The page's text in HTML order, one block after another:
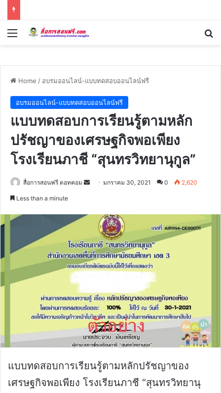
Menu
Home / อบรมออนไลน์-แบบทดสอบออนไลน์ฟรี
อบรมออนไลน์-แบบทดสอบออนไลน์ฟรี
แบบทดสอบการเรียนรู้ตามหลัก
ปรัชญาของเศรษฐกิจพอเพียง
โรงเรียนภาชี “สุนทรวิทยานุกูล”
สื่อการสอนฟรี ดอทคอม
Sendมกราคม 30, 2021 0 2,620
Less than a minute
แบบทดสอบการเรียนรู้ตามหลักปรัชญาของ
เศรษฐกิจพอเพียง โรงเรียนภาชี “สุนทรวิทยานุ